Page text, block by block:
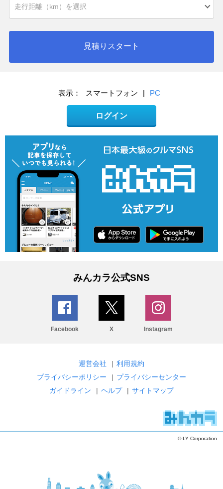
見積りスタート
表示： スマートフォン | PC
ログイン
みんカラ公式SNS
Facebook X Instagram
運営会社 | 利用規約
プライバシーポリシー
| プライバシーセンター
ガイドライン
| ヘルプ | サイトマップ
© LY Corporation